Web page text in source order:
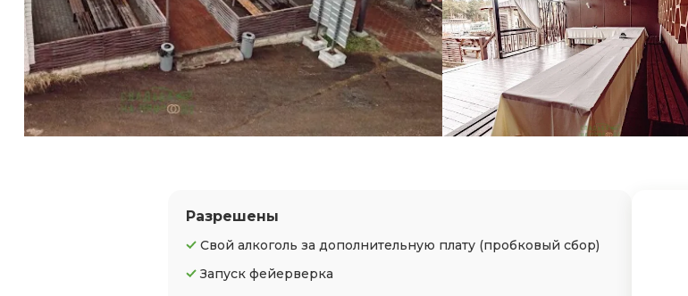
Разрешены
Свой алкоголь за дополнительную плату (пробковый сбор)
Запуск фейерверка